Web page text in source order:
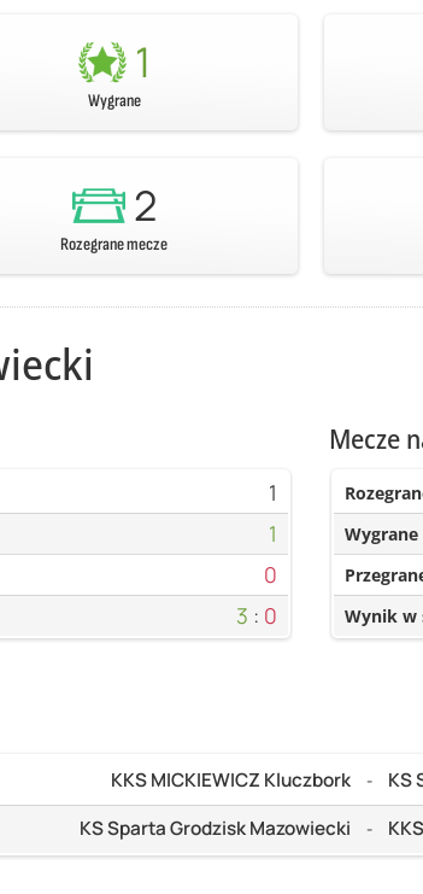
1
Wygrane
2
Rozegrane mecze
1
1
0
3 : 0
Mecze
Wygrane
Wynik w
KKS MICKIEWICZ Kluczbork - KS
KS Sparta Grodzisk Mazowiecki -